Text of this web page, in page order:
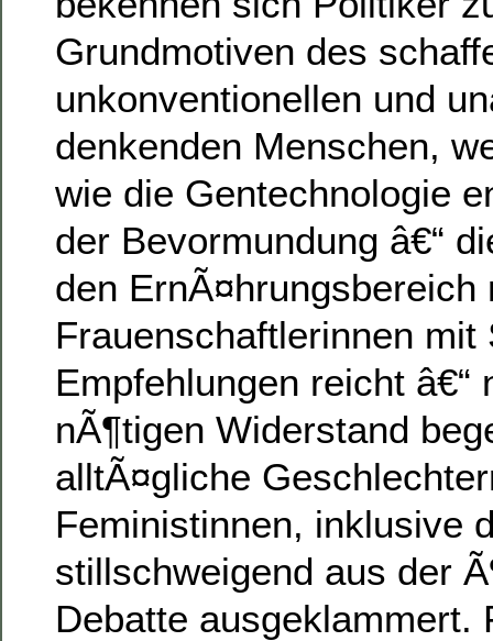
Grundmotiven des
unkonventionellen und
denkenden Menschen,
wie die Gentechnologie
der Bevormundung â€“
den ErnÃ¤hrungsbereich
Frauenschaftlerinnen mit
Empfehlungen reicht â€“
nÃ¶tigen Widerstand
alltÃ¤gliche
Feministinnen, inklusive
stillschweigend aus der
Debatte ausgeklammert.